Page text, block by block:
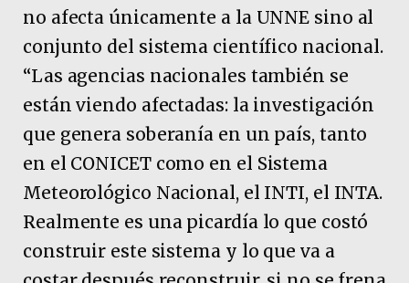
no afecta únicamente a la UNNE sino al
conjunto del sistema científico nacional.
“Las agencias nacionales también se
están viendo afectadas: la investigación
que genera soberanía en un país, tanto
en el CONICET como en el Sistema
Meteorológico Nacional, el INTI, el INTA.
Realmente es una picardía lo que costó
construir este sistema y lo que va a